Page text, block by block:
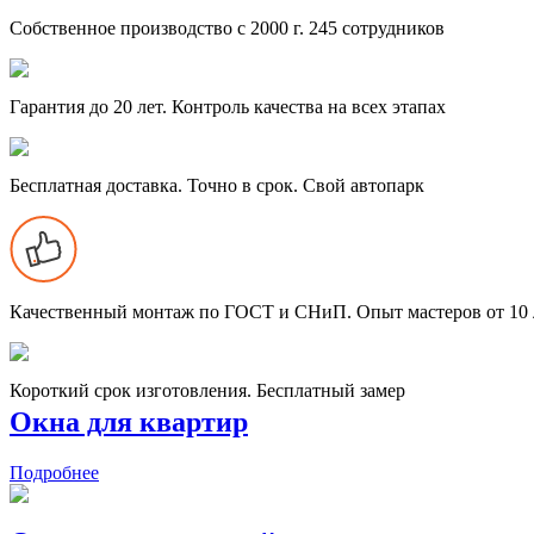
Собственное производство с 2000 г. 245 сотрудников
Гарантия до 20 лет. Контроль качества на всех этапах
Бесплатная доставка. Точно в срок. Свой автопарк
Качественный монтаж по ГОСТ и СНиП. Опыт мастеров от 10
Короткий срок изготовления. Бесплатный замер
Окна для квартир
Подробнее